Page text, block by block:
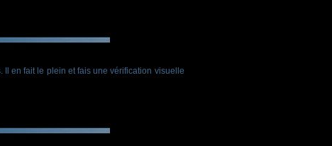
en fait le plein et fais une vérification visuelle